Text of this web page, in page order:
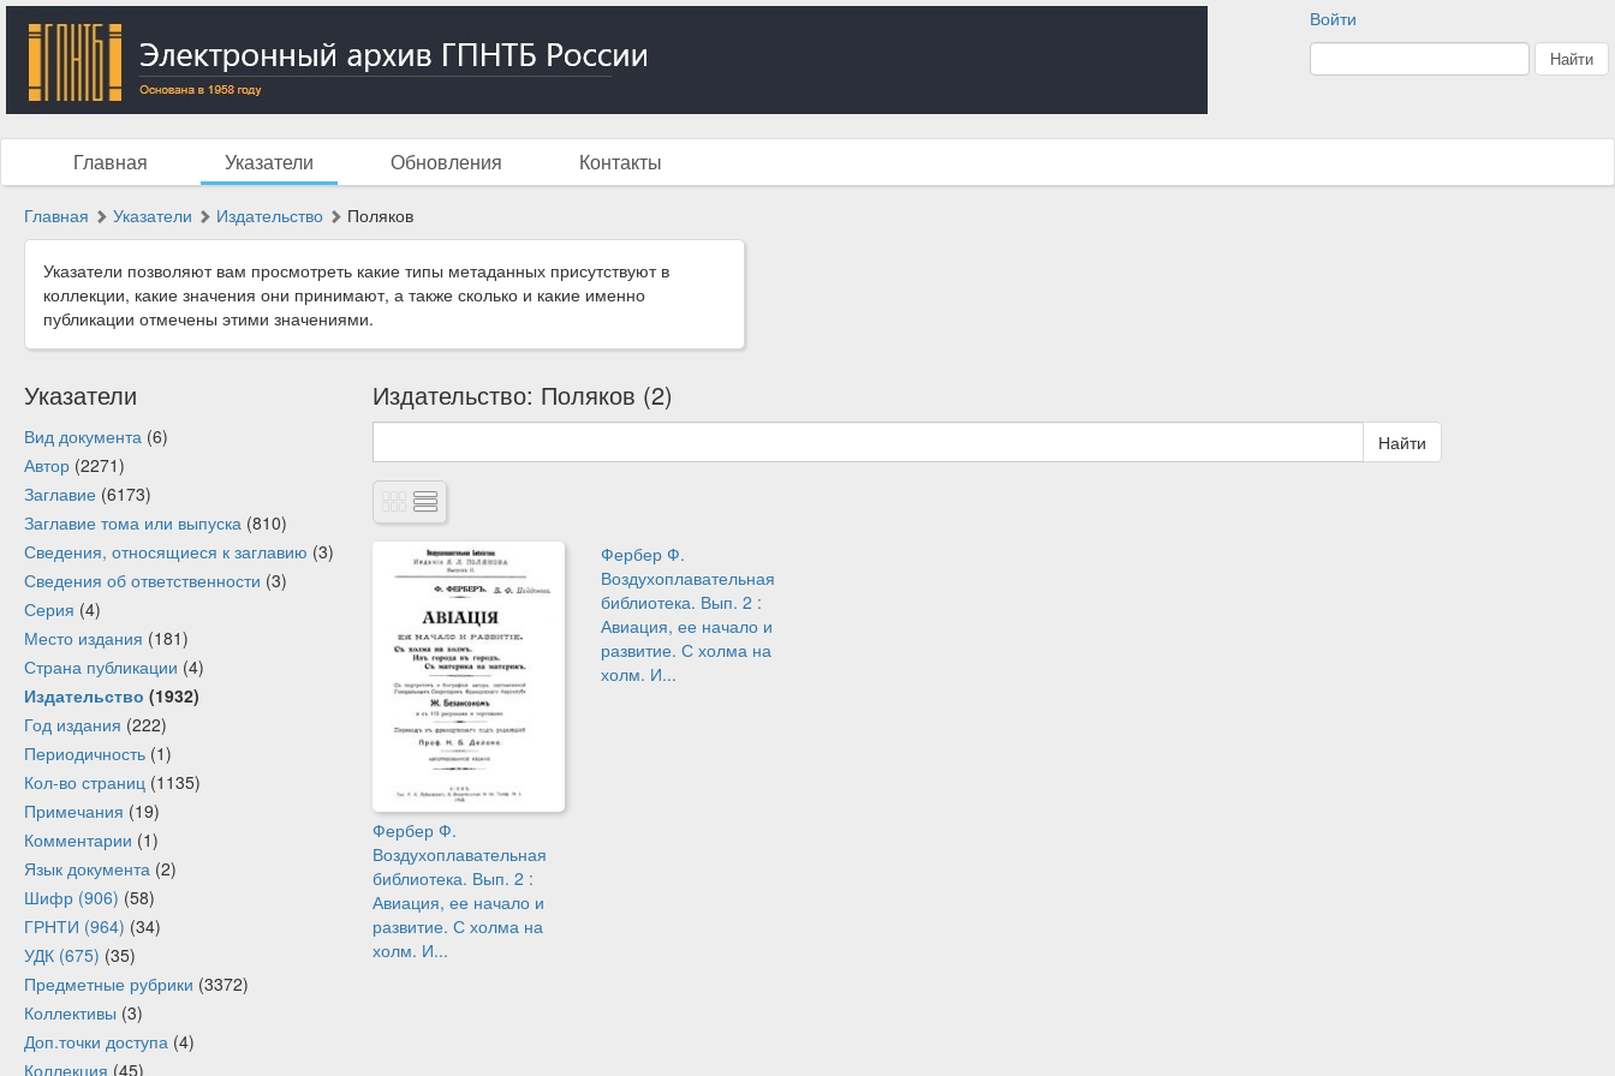
Войти
Главная Указатели Обновления Контакты
Главная Указатели Издательство Поляков
Указатели позволяют вам просмотреть какие типы метаданных присутствуют в
коллекции, какие значения они принимают, а также сколько и какие именно
публикации отмечены этими значениями.
Указатели
Вид документа (6)
Автор (2271)
Заглавие (6173)
Заглавие тома или выпуска (810)
Сведения, относящиеся к заглавию (3)
Сведения об ответственности (3)
Серия (4)
Место издания (181)
Страна публикации (4)
Издательство (1932)
Год издания (222)
Периодичность (1)
Кол-во страниц (1135)
Примечания (19)
Комментарии (1)
Язык документа (2)
Шифр (906) (58)
ГРНТИ (964) (34)
УДК (675) (35)
Предметные рубрики (3372)
Коллективы (3)
Доп.точки доступа (4)
Коллекция (45)
Издательство: Поляков (2)
Фербер Ф.
Воздухоплавательная
библиотека. Вып. 2 :
Авиация, ее начало и
развитие. С холма на
холм. И...
Фербер Ф.
Воздухоплавательная
библиотека. Вып. 2 :
Авиация, ее начало и
развитие. С холма на
холм. И...